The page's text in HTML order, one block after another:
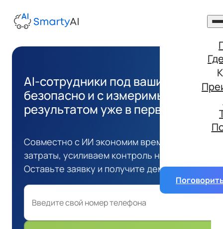
AI-сотрудники под ваши задачи —
безопасно и с измеримым
результатом уже в первый месяц
Совместно с ИИ экономим время, снижаем
затраты, усиливаем контроль над бизнесом.
Оставьте заявку и получите демо бесплатно.